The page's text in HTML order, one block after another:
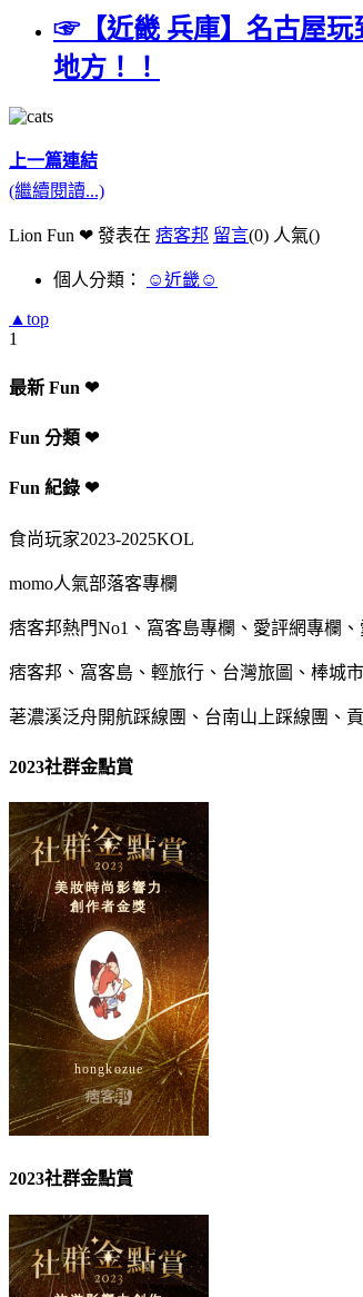
☞【近畿 兵庫】名古屋玩
地方！！
上一篇連結
(繼續閱讀...)
Lion Fun ❤ 發表在 痞客邦 留言(0) 人氣()
個人分類： ☺近畿☺
▲top
1
最新 Fun ❤
Fun 分類 ❤
Fun 紀錄 ❤
食尚玩家2023-2025KOL
momo人氣部落客專欄
痞客邦熱門No1、窩客島專欄、愛評網專欄、
痞客邦、窩客島、輕旅行、台灣旅圖、棒城
荖濃溪泛舟開航踩線團、台南山上踩線團、
2023社群金點賞
2023社群金點賞